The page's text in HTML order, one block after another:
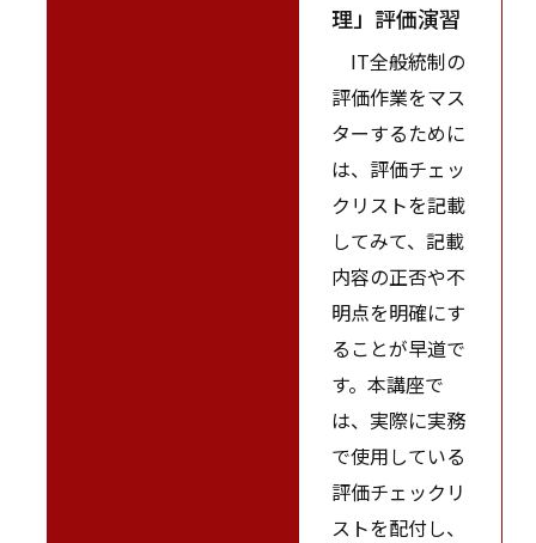
理」評価演習
IT全般統制の
評価作業をマス
ターするために
は、評価チェッ
クリストを記載
してみて、記載
内容の正否や不
明点を明確にす
ることが早道で
す。本講座で
は、実際に実務
で使用している
評価チェックリ
ストを配付し、